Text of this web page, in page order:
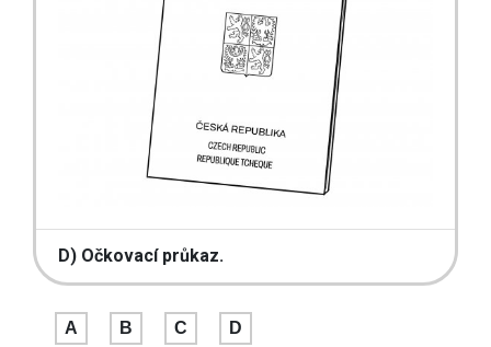
D) Očkovací průkaz.
A B C D